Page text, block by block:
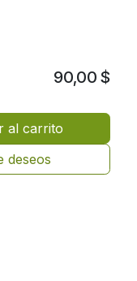
al carrito
deseos
90,00 $